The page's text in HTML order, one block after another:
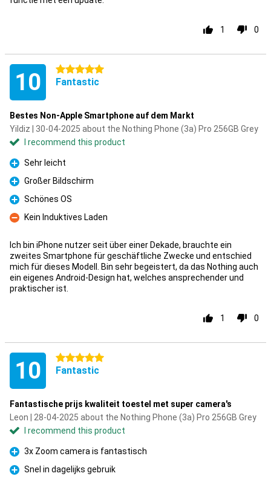
1 0
10 5 stars
Fantastic
Bestes Non-Apple Smartphone auf dem Markt
Yildiz | 30-04-2025 about the Nothing Phone (3a) Pro 256GB Grey
I recommend this product
Pro
Sehr leicht
Pro
Großer Bildschirm
Pro
Schönes OS
Con
Kein Induktives Laden
Ich bin iPhone nutzer seit über einer Dekade, brauchte ein
zweites Smartphone für geschäftliche Zwecke und entschied
mich für dieses Modell. Bin sehr begeistert, da das Nothing auch
ein eigenes Android-Design hat, welches ansprechender und
praktischer ist.
1 0
10 5 stars
Fantastic
Fantastische prijs kwaliteit toestel met super camera's
Leon | 28-04-2025 about the Nothing Phone (3a) Pro 256GB Grey
I recommend this product
Pro
3x Zoom camera is fantastisch
Pro
Snel in dagelijks gebruik